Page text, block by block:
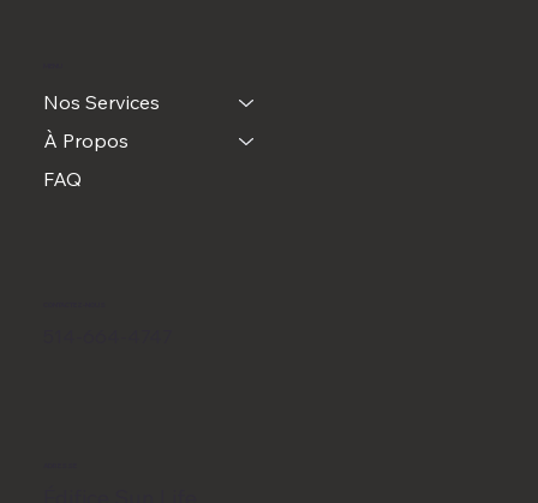
Nos Services
À Propos
FAQ